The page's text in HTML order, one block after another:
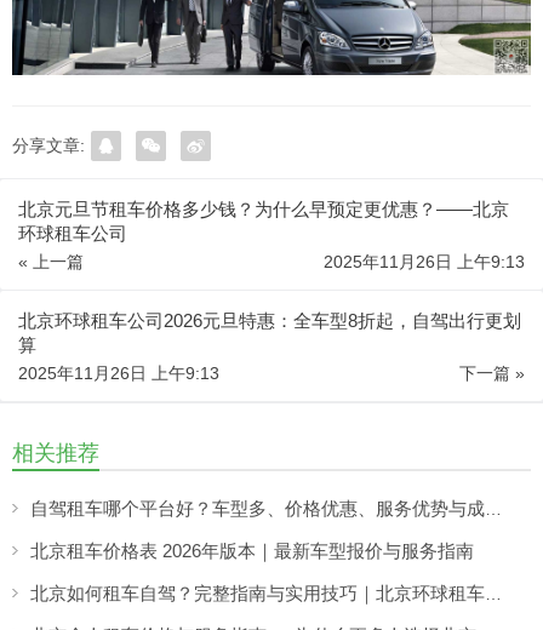
分享文章:
北京元旦节租车价格多少钱？为什么早预定更优惠？——北京
环球租车公司
« 上一篇 2025年11月26日 上午9:13
北京环球租车公司2026元旦特惠：全车型8折起，自驾出行更划
算
下一篇 »
2025年11月26日 上午9:13
相关推荐
北京租车价格表 2026年版本｜最新车型报价与服务指南